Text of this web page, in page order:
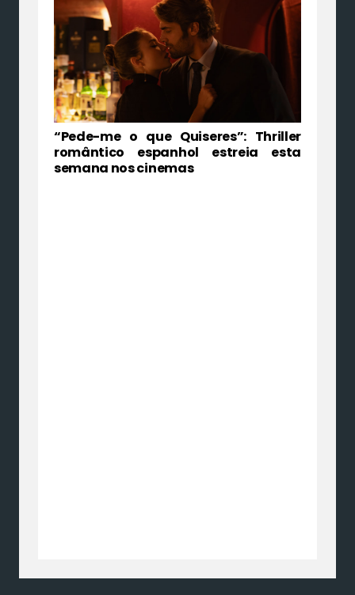
“Pede-me o que Quiseres”: Thriller
romântico espanhol estreia esta
semana nos cinemas